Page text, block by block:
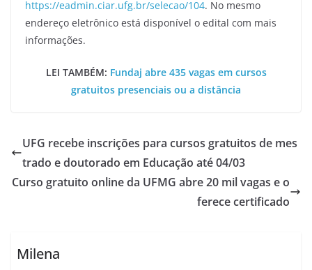
https://eadmin.ciar.ufg.br/selecao/104. No mesmo
endereço eletrônico está disponível o edital com mais
informações.
LEI TAMBÉM: Fundaj abre 435 vagas em cursos
gratuitos presenciais ou a distância
UFG recebe inscrições para cursos gratuitos de mes
trado e doutorado em Educação até 04/03
Curso gratuito online da UFMG abre 20 mil vagas e o
ferece certificado
Milena